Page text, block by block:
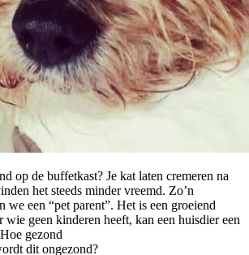
op de buffetkast? Je kat laten cremeren na
het steeds minder vreemd. Zo’n
we een “pet parent”. Het is een groeiend
wie geen kinderen heeft, kan een huisdier een
gezond
dit ongezond?